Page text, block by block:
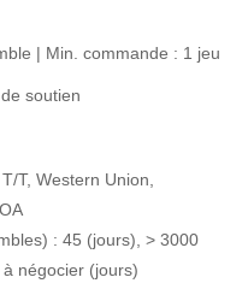
| Min. commande : 1 jeu
soutien
T, Western Union,
: 45 (jours), > 3000
négocier (jours)